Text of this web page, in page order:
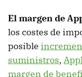
El margen de
los costes de
posible
suministros,
margen de